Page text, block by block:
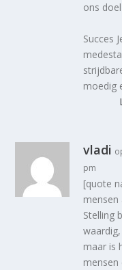
ons
Succes
moedig
vladi
pm
[quote
Stelling
waardig,
maar is
mensen